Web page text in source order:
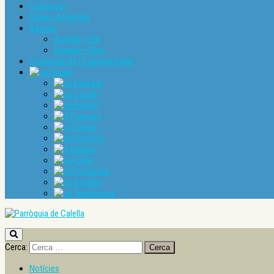
Catequesi
Grups i Activitats
Agenda
Agenda > Dia
Agenda > Mes
Comentari de l’Evangeli d’avui
Català
Euskara
Català
English
Français
Galego
Deutsch
Italiano
Polski
Português
Español
Українська
Cerca:
Notícies